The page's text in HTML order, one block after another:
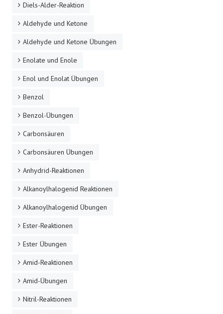
Diels-Alder-Reaktion
Aldehyde und Ketone
Aldehyde und Ketone Übungen
Enolate und Enole
Enol und Enolat Übungen
Benzol
Benzol-Übungen
Carbonsäuren
Carbonsäuren Übungen
Anhydrid-Reaktionen
Alkanoylhalogenid Reaktionen
Alkanoylhalogenid Übungen
Ester-Reaktionen
Ester Übungen
Amid-Reaktionen
Amid-Übungen
Nitril-Reaktionen